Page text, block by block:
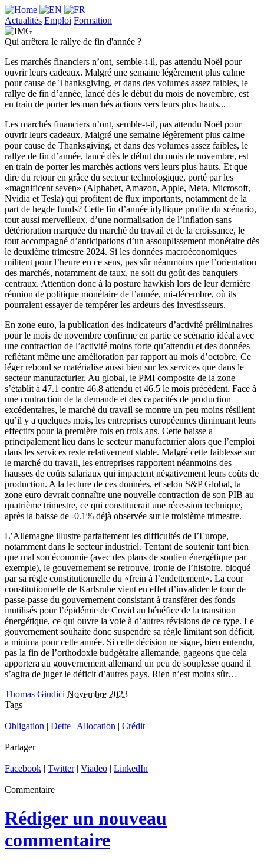
Actualités Emploi Formation
Qui arrêtera le rallye de fin d'année ?
Les marchés financiers n’ont, semble-t-il, pas attendu Noël pour
ouvrir leurs cadeaux. Malgré une semaine légèrement plus calme
pour cause de Thanksgiving, et dans des volumes assez faibles, le
rallye de fin d’année, lancé dès le début du mois de novembre, est
en train de porter les marchés actions vers leurs plus hauts...
Les marchés financiers n’ont, semble-t-il, pas attendu Noël pour
ouvrir leurs cadeaux. Malgré une semaine légèrement plus calme
pour cause de Thanksgiving, et dans des volumes assez faibles, le
rallye de fin d’année, lancé dès le début du mois de novembre, est
en train de porter les marchés actions vers leurs plus hauts. Et que
dire du retour en grâce du secteur technologique, porté par les
«magnificent seven» (Alphabet, Amazon, Apple, Meta, Microsoft,
Nvidia et Tesla) qui profitent de flux importants, notamment de la
part de hegde funds? Cette fin d’année idyllique profite du scénario,
tout aussi merveilleux, d’une normalisation de l’inflation sans
détérioration marquée du marché du travail et de la croissance, le
tout accompagné d’anticipations d’un assouplissement monétaire dès
le deuxième trimestre 2024. Si les données macroéconomiques
militent pour l’heure en ce sens, pas sûr néanmoins que l’orientation
des marchés, notamment de taux, ne soit du goût des banquiers
centraux. Attention donc à la posture hawkish lors de leur dernière
réunion de politique monétaire de l’année, mi-décembre, où ils
pourraient essayer de tempérer les ardeurs des investisseurs.
En zone euro, la publication des indicateurs d’activité préliminaires
pour le mois de novembre confirme en partie ce scénario idéal avec
une contraction de l’activité moins forte qu’attendu et des données
reflétant même une amélioration par rapport au mois d’octobre. Ce
léger rebond se matérialise aussi bien sur les services que dans le
secteur manufacturier. Au global, le PMI composite de la zone
s’établit à 47.1 contre 46.8 attendu et 46.5 le mois précédent. Face à
une contraction de la demande et des capacités de production
excédentaires, le marché du travail se montre un peu moins résilient
qu’il y a quelques mois, les entreprises européennes diminuant leurs
effectifs pour la première fois en trois ans. Cette baisse a
principalement lieu dans le secteur manufacturier alors que l’emploi
dans les services reste relativement stable. Malgré cette faiblesse sur
le marché du travail, les entreprises rapportent néanmoins des
hausses de coûts salariaux qui impactent négativement leurs coûts de
production. A la lecture de ces données, et selon S&P Global, la
zone euro devrait connaître une nouvelle contraction de son PIB au
quatrième trimestre, ce qui constituerait une récession technique,
après la baisse de -0.1% déjà observée sur le troisième trimestre.
L’Allemagne illustre parfaitement les difficultés de l’Europe,
notamment dans le secteur industriel. Tentant de soutenir tant bien
que mal son économie (avec des plans de soutien énergétique par
exemple), le gouvernement se retrouve, ironie de l’histoire, bloqué
par sa règle constitutionnelle du «frein à l’endettement». La cour
constitutionnelle de Karlsruhe vient en effet d’invalider le tour de
passe-passe du gouvernement consistant à transférer des fonds
inutilisés pour l’épidémie de Covid au bénéfice de la transition
énergétique, ce qui ouvre la voie à d’autres révisions de ce type. Le
gouvernement souhaite donc suspendre sa règle limitant son déficit,
a minima pour cette année. Si cette décision ne signe, bien entendu,
pas la fin de l’orthodoxie budgétaire allemande, gageons que cela
apportera au gouvernement allemand un peu de souplesse quand il
s’agira de juger le déficit d’autres pays. Rien n’est moins sûr…
Thomas Giudici Novembre 2023
Tags
Obligation | Dette | Allocation | Crédit
Partager
Facebook | Twitter| Viadeo | LinkedIn
Commentaire
Rédiger un nouveau
commentaire